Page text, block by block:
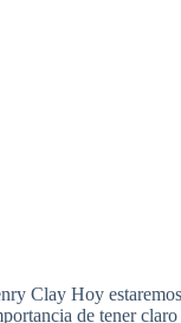
Clay Hoy estaremos
de tener claro